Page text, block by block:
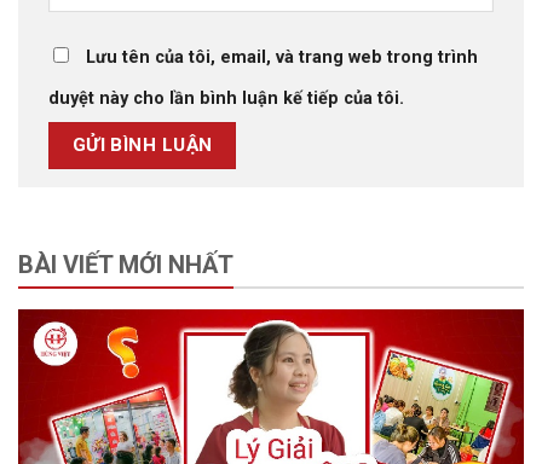
Lưu tên của tôi, email, và trang web trong trình
duyệt này cho lần bình luận kế tiếp của tôi.
BÀI VIẾT MỚI NHẤT